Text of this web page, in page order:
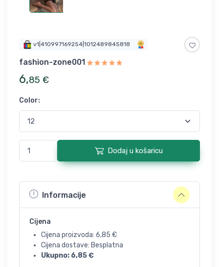
v1|410997169254|1012489845818
fashion-zone001
6,85 €
Color:
Dodaj u košaricu
Informacije
Cijena
Cijena proizvoda: 6,85 €
Cijena dostave: Besplatna
Ukupno: 6,85€